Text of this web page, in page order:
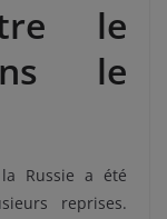
le
le
la Russie a été
reprises.